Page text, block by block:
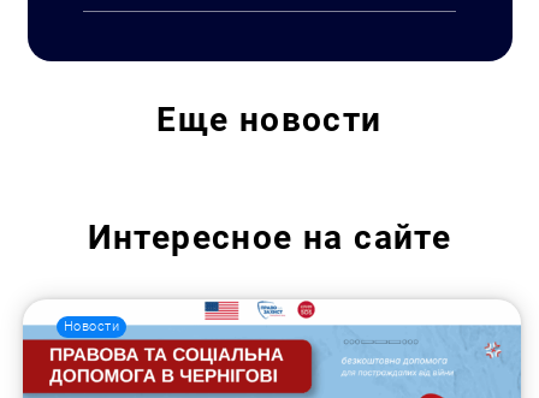
Еще новости
Интересное на сайте
Новости